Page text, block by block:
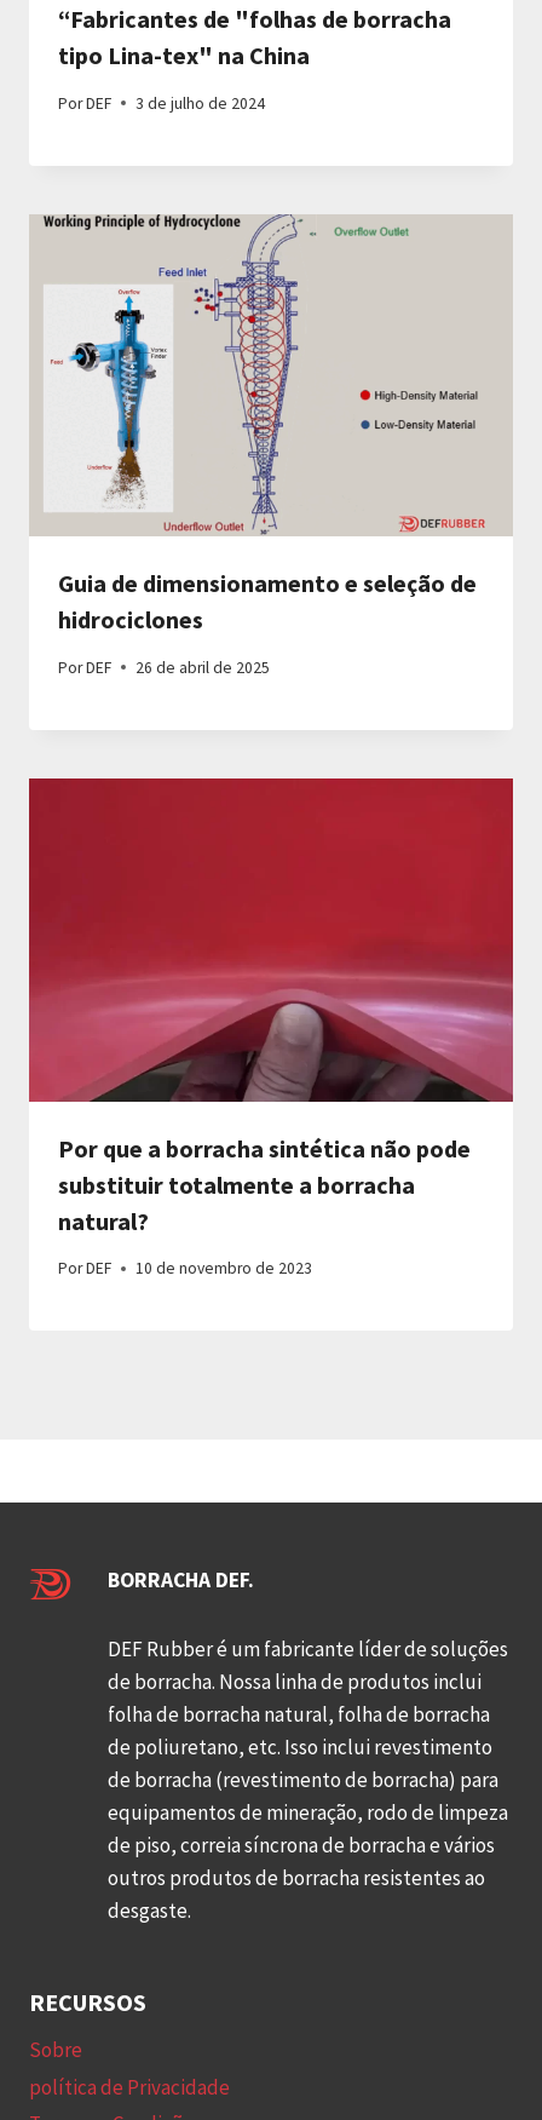
“Fabricantes de "folhas de borracha
tipo Lina-tex" na China
PorDEF 3 de julho de 2024
Guia de dimensionamento e seleção de
hidrociclones
PorDEF 26 de abril de 2025
Por que a borracha sintética não pode
substituir totalmente a borracha
natural?
PorDEF 10 de novembro de 2023
BORRACHA DEF.
DEF Rubber é um fabricante líder de soluções
de borracha. Nossa linha de produtos inclui
folha de borracha natural, folha de borracha
de poliuretano, etc. Isso inclui revestimento
de borracha (revestimento de borracha) para
equipamentos de mineração, rodo de limpeza
de piso, correia síncrona de borracha e vários
outros produtos de borracha resistentes ao
desgaste.
RECURSOS
Sobre
política de Privacidade